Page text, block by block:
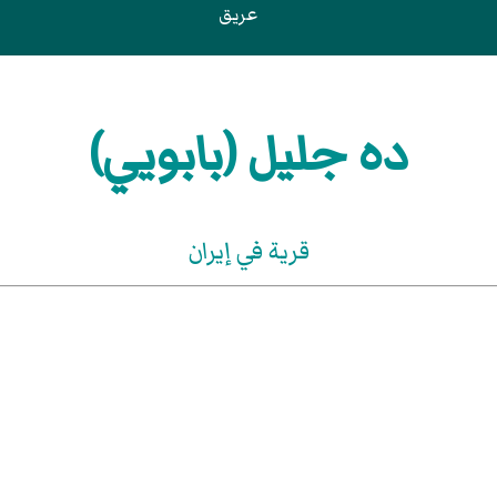
عريق
ده جليل (بابويي)
قرية في إيران